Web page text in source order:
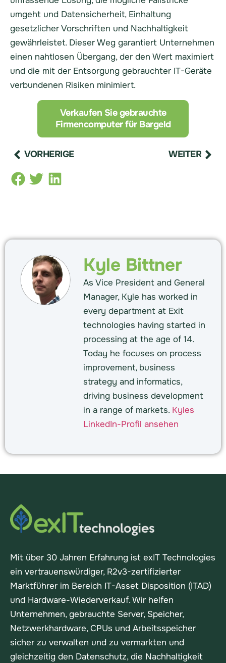
umgeht und Datensicherheit, Einhaltung
gesetzlicher Vorschriften und Nachhaltigkeit
gewährleistet. Dieser Weg garantiert Unternehmen
einen nahtlosen Übergang, der den Wert maximiert
und die mit der Entsorgung gebrauchter IT-Geräte
verbundenen Risiken minimiert.
Verkaufen Sie gebrauchte
Firmencomputer für Bargeld
VORHERIGE WEITER
Kyle Bittner
As Vice President and General
Manager, Kyle has worked in
every department at Exit
technologies having started in
processing at the age of 14.
Today he focuses on process
improvement, business
strategy and informatics,
driving business development
in a range of markets. Kyles
LinkedIn-Profil ansehen
Mit über 30 Jahren Erfahrung ist exIT Technologies
ein vertrauenswürdiger, R2v3-zertifizierter
Marktführer im Bereich IT-Asset Disposition (ITAD)
und Hardware-Wiederverkauf. Wir helfen
Unternehmen, gebrauchte Server, Speicher,
Netzwerkhardware, CPUs und Arbeitsspeicher
sicher zu verwalten und zu vermarkten und
gleichzeitig den Datenschutz, die Nachhaltigkeit